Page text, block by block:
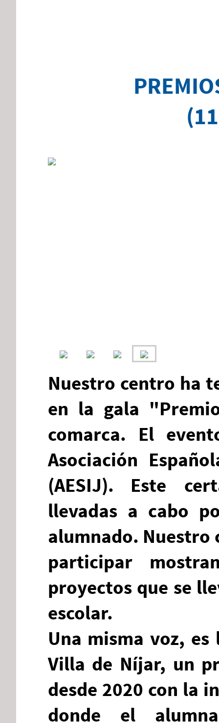
Nuestro centro ha
en la gala
comarca. El
Asociación
(AESIJ).
Este
llevadas a cabo
alumnado. Nuestro
participar
proyectos que se
escolar.
Una misma voz,
Villa de Níjar, un
desde 2020 con la
donde el